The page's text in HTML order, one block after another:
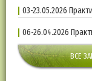
03-23.05.2026
06-26.04.2026
ВСЕ